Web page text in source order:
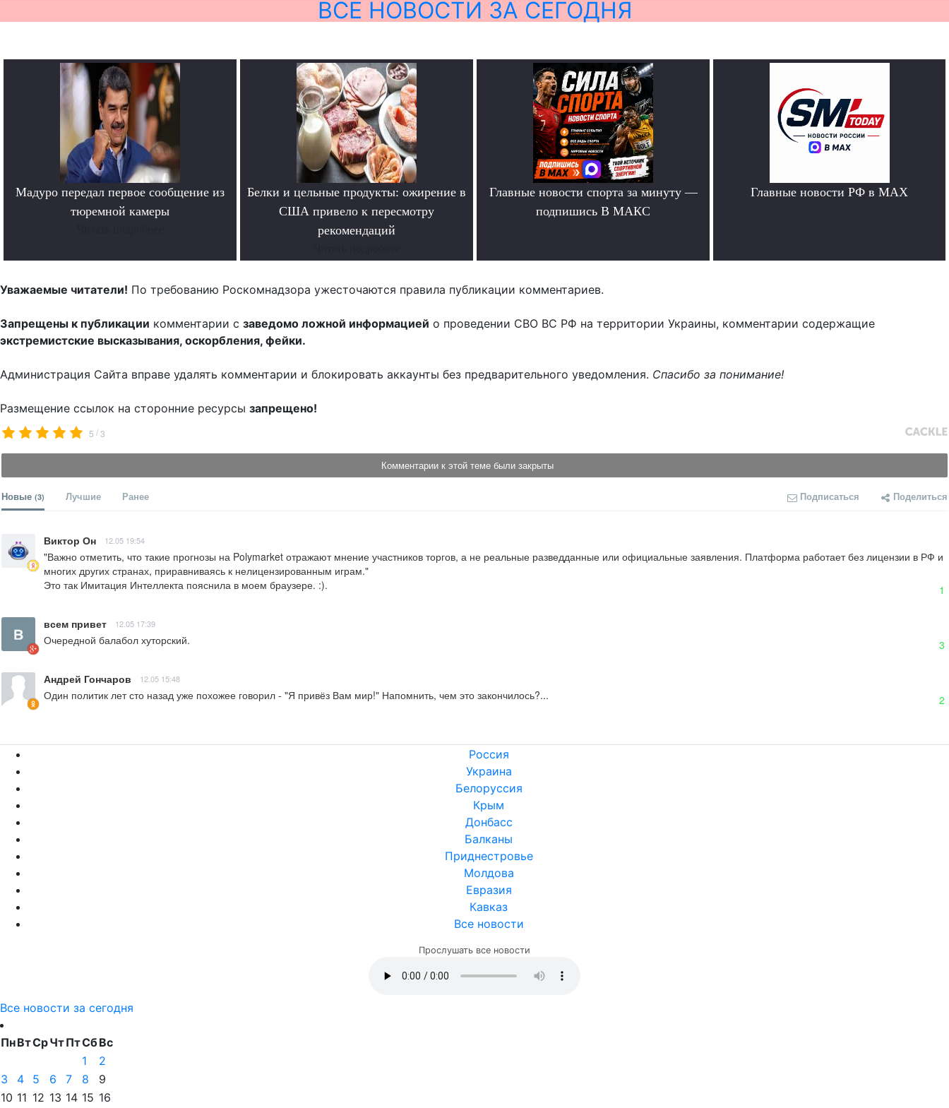
ВСЕ НОВОСТИ ЗА СЕГОДНЯ
Мадуро передал первое сообщение из
тюремной камеры
Белки и цельные продукты: ожирение в
США привело к пересмотру
рекомендаций
Главные новости спорта за минуту —
подпишись В МАКС
Главные новости РФ в MAX
Уважаемые читатели! По требованию Роскомнадзора ужесточаются правила публикации комментариев.
Запрещены к публикации комментарии с заведомо ложной информацией о проведении СВО ВС РФ на территории Украины, комментарии содержащие
экстремистские высказывания, оскорбления, фейки.
Администрация Сайта вправе удалять комментарии и блокировать аккаунты без предварительного уведомления. Спасибо за понимание!
Размещение ссылок на сторонние ресурсы запрещено!
5 /3
Комментарии к этой теме были закрыты
Новые (3) Лучшие Ранее Подписаться Поделиться
Виктор Он 12.05 19:54
"Важно отметить, что такие прогнозы на Polymarket отражают мнение участников торгов, а не реальные разведданные или официальные заявления. Платформа работает без лицензии в РФ и
многих других странах, приравниваясь к нелицензированным играм."
Это так Имитация Интеллекта пояснила в моем браузере. :).
1
всем привет 12.05 17:39
Очередной балабол хуторский. 3
Андрей Гончаров 12.05 15:48
Один политик лет сто назад уже похожее говорил - "Я привёз Вам мир!" Напомнить, чем это закончилось?... 2
Россия
Украина
Белоруссия
Крым
Донбасс
Балканы
Приднестровье
Молдова
Евразия
Кавказ
Все новости
Прослушать все новости
Все новости за сегодня
ПнВтСрЧтПтСбВс
1
2
3
4 5 6 7 8
9
10 11 12 13 14 15 16